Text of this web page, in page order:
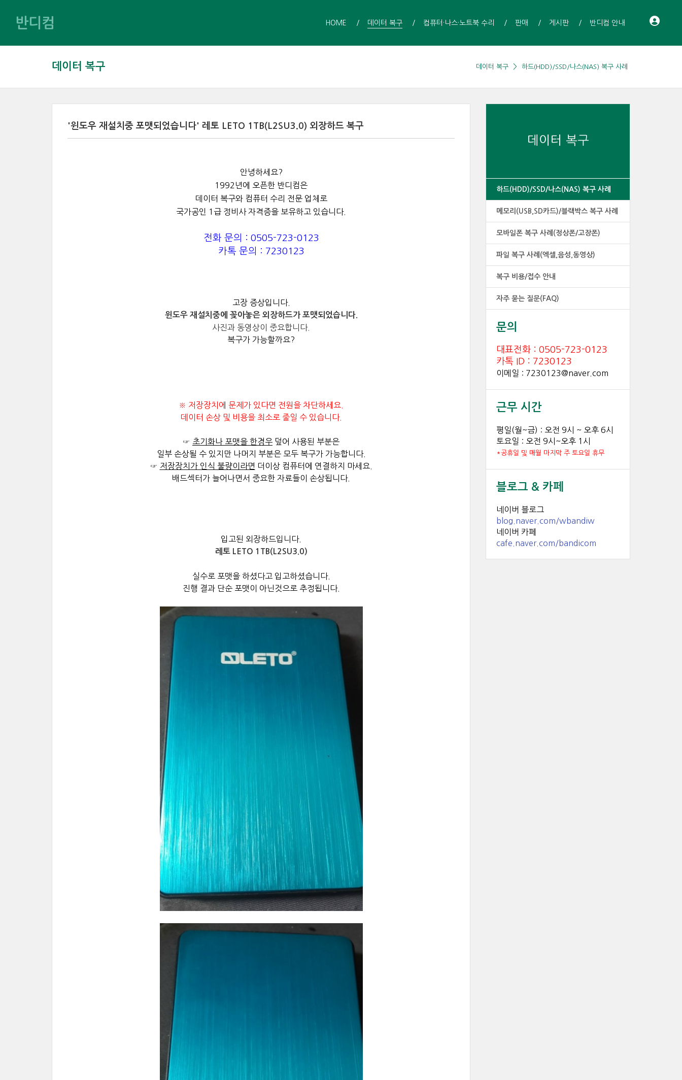
반디컴 HOME 데이터 복구 컴퓨터·나스·노트북 수리 판매 게시판 반디컴 안내
데이터 복구 데이터 복구 하드(HDD)/SSD/나스(NAS) 복구 사례
데이터 복구
하드(HDD)/SSD/나스(NAS) 복구 사례
메모리(USB,SD카드)/블랙박스 복구 사례
모바일폰 복구 사례(정상폰/고장폰)
파일 복구 사례(엑셀,음성,동영상)
복구 비용/접수 안내
자주 묻는 질문(FAQ)
문의
대표전화 : 0505-723-0123
카톡 ID : 7230123
이메일 : 7230123@naver.com
근무 시간
평일(월~금) : 오전 9시 ~ 오후 6시
토요일 : 오전 9시~오후 1시
*공휴일 및 매월 마지막 주 토요일 휴무
블로그 & 카페
네이버 블로그
blog.naver.com/wbandiw
네이버 카페
cafe.naver.com/bandicom
'윈도우 재설치중 포맷되었습니다' 레토 LETO 1TB(L2SU3.0) 외장하드 복구
안녕하세요?
1992년에 오픈한 반디컴은
데이터 복구와 컴퓨터 수리 전문 업체로
국가공인 1급 정비사 자격증을 보유하고 있습니다.
전화 문의 : 0505-723-0123
카톡 문의 : 7230123
고장 증상입니다.
윈도우 재설치중에 꽂아놓은 외장하드가 포맷되었습니다.
사진과 동영상이 중요합니다.
복구가 가능할까요?
※ 저장장치에 문제가 있다면 전원을 차단하세요.
데이터 손상 및 비용을 최소로 줄일 수 있습니다.
☞ 초기화나 포맷을 한경우 덮어 사용된 부분은
일부 손상될 수 있지만 나머지 부분은 모두 복구가 가능합니다.
☞ 저장장치가 인식 불량이라면 더이상 컴퓨터에 연결하지 마세요.
배드섹터가 늘어나면서 중요한 자료들이 손상됩니다.
입고된 외장하드입니다.
레토 LETO 1TB(L2SU3.0)
실수로 포맷을 하셨다고 입고하셨습니다.
진행 결과 단순 포맷이 아닌것으로 추정됩니다.